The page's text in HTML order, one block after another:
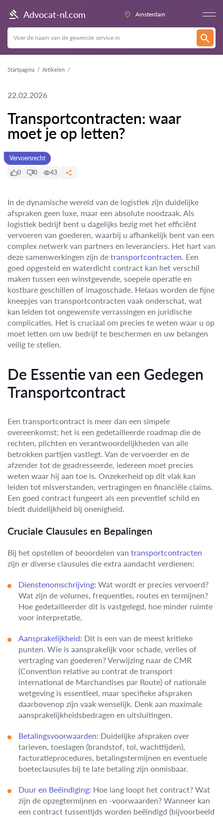
Advocat-nl.com Amsterdam
Startpagina Artikelen
22.02.2026
Transportcontracten: waar
moet je op letten?
Vervoersrecht
0
0 43
In de dynamische wereld van de logistiek zijn duidelijke
afspraken geen luxe, maar een absolute noodzaak. Als
logistiek bedrijf bent u dagelijks bezig met het efficiënt
vervoeren van goederen, waarbij u afhankelijk bent van een
complex netwerk van partners en leveranciers. Het hart van
deze samenwerkingen zijn de transportcontracten. Een
goed opgesteld en waterdicht contract kan het verschil
maken tussen een winstgevende, soepele operatie en
kostbare geschillen of imagoschade. Helaas worden de fijne
kneepjes van transportcontracten vaak onderschat, wat
kan leiden tot ongewenste verrassingen en juridische
complicaties. Het is cruciaal om precies te weten waar u op
moet letten om uw bedrijf te beschermen en uw belangen
veilig te stellen.
De Essentie van een Gedegen
Transportcontract
Een transportcontract is meer dan een simpele
overeenkomst; het is een gedetailleerde roadmap die de
rechten, plichten en verantwoordelijkheden van alle
betrokken partijen vastlegt. Van de vervoerder en de
afzender tot de geadresseerde, iedereen moet precies
weten waar hij aan toe is. Onzekerheid op dit vlak kan
leiden tot misverstanden, vertragingen en financiële claims.
Een goed contract fungeert als een preventief schild en
biedt duidelijkheid bij onenigheid.
Cruciale Clausules en Bepalingen
Bij het opstellen of beoordelen van transportcontracten
zijn er diverse clausules die extra aandacht verdienen:
Dienstenomschrijving: Wat wordt er precies vervoerd?
Wat zijn de volumes, frequenties, routes en termijnen?
Hoe gedetailleerder dit is vastgelegd, hoe minder ruimte
voor interpretatie.
Aansprakelijkheid: Dit is een van de meest kritieke
punten. Wie is aansprakelijk voor schade, verlies of
vertraging van goederen? Verwijzing naar de CMR
(Convention relative au contrat de transport
international de Marchandises par Route) of nationale
wetgeving is essentieel, maar specifieke afspraken
daarbovenop zijn vaak wenselijk. Denk aan maximale
aansprakelijkheidsbedragen en uitsluitingen.
Betalingsvoorwaarden: Duidelijke afspraken over
tarieven, toeslagen (brandstof, tol, wachttijden),
facturatieprocedures, betalingstermijnen en eventuele
boeteclausules bij te late betaling zijn onmisbaar.
Duur en Beëindiging: Hoe lang loopt het contract? Wat
zijn de opzegtermijnen en -voorwaarden? Wanneer kan
een contract tussentijds worden beëindigd (bijvoorbeeld